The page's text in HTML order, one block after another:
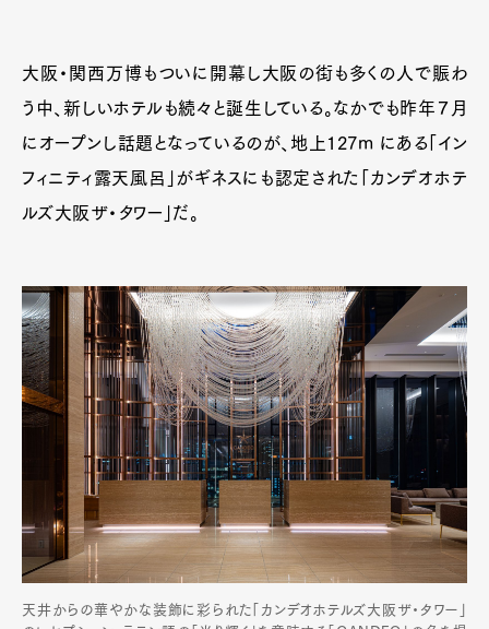
大阪・関西万博もついに開幕し大阪の街も多くの人で賑わ
う中、新しいホテルも続々と誕生している。なかでも昨年７月
にオープンし話題となっているのが、地上127m にある「イン
フィニティ露天風呂」がギネスにも認定された「カンデオホテ
ルズ大阪ザ・タワー」だ。
天井からの華やかな装飾に彩られた「カンデオホテルズ大阪ザ・タワー」